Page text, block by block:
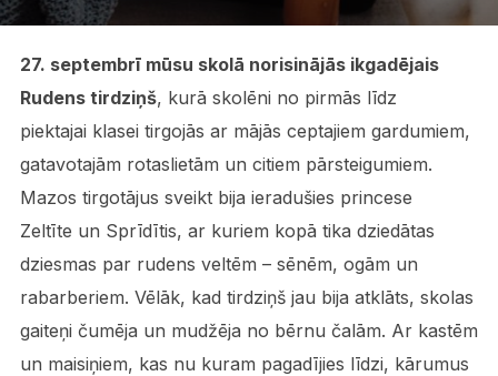
27. septembrī mūsu skolā norisinājās ikgadējais
Rudens tirdziņš, kurā skolēni no pirmās līdz
piektajai klasei tirgojās ar mājās ceptajiem gardumiem,
gatavotajām rotaslietām un citiem pārsteigumiem.
Mazos tirgotājus sveikt bija ieradušies princese
Zeltīte un Sprīdītis, ar kuriem kopā tika dziedātas
dziesmas par rudens veltēm – sēnēm, ogām un
rabarberiem. Vēlāk, kad tirdziņš jau bija atklāts, skolas
gaiteņi čumēja un mudžēja no bērnu čalām. Ar kastēm
un maisiņiem, kas nu kuram pagadījies līdzi, kārumus